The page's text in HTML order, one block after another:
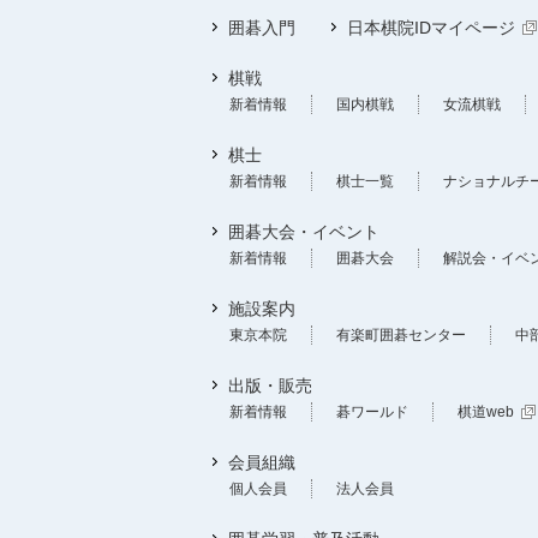
囲碁入門 日本棋院IDマイページ
棋戦
新着情報 国内棋戦 女流棋戦
棋士
新着情報 棋士一覧 ナショナルチ
囲碁大会・イベント
新着情報 囲碁大会 解説会・イベ
施設案内
東京本院 有楽町囲碁センター 中
出版・販売
新着情報 碁ワールド 棋道web
会員組織
個人会員 法人会員